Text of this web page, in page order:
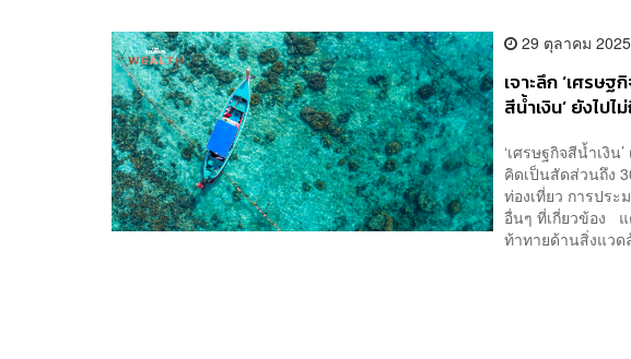
29 ตุลาคม 2025
เจาะลึก ‘เศรษ
สีน้ำเงิน’ ยังไปไ
‘เศรษฐกิจสีน้ำเงิ
คิดเป็นสัดส่วนถึง
ท่องเที่ยว การปร
อื่นๆ ที่เกี่ยวข้อง แ
ท้าทายด้านสิ่งแวด